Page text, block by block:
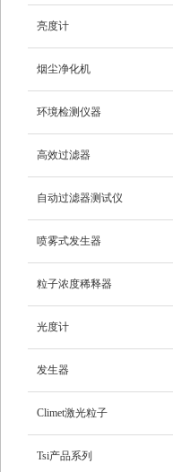
亮度计
烟尘净化机
环境检测仪器
高效过滤器
自动过滤器测试仪
喷雾式发生器
粒子浓度稀释器
光度计
发生器
Climet激光粒子
Tsi产品系列